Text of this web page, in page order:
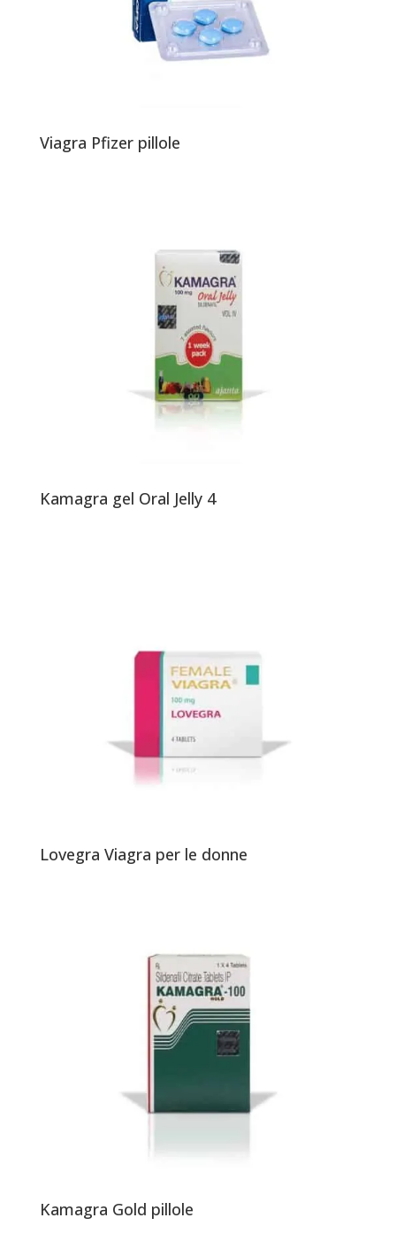
Viagra Pfizer pillole
Kamagra gel Oral Jelly 4
Lovegra Viagra per le donne
Kamagra Gold pillole